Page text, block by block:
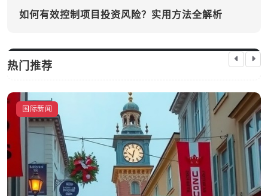
如何有效控制项目投资风险？实用方法全解析
热门推荐
国际新闻